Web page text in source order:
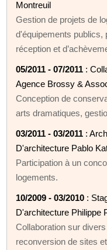
Montreuil
Gestion de projets de
d'équipements publics,
réception et
05/2011 - 07/2011 :
Agence Brossy &
Conception de
arts dramatiques,
03/2011 - 03/2011 :
D'architecture Pablo
Participation à un
logements.
10/2009 - 03/2010 :
D'architecture Philippe
Collaboration sur
reconversion de sites